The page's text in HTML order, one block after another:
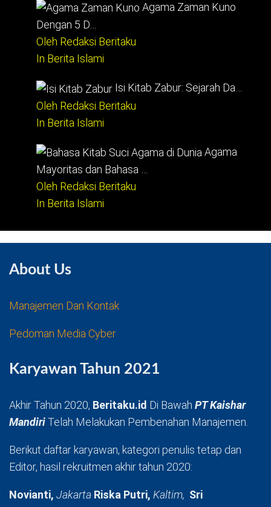
Agama Zaman Kuno
Dengan 5 D…
Oleh Redaksi Beritaku
In Berita Islami
Isi Kitab Zabur: Sejarah Da…
Oleh Redaksi Beritaku
In Berita Islami
Agama
Mayoritas dan Bahasa …
Oleh Redaksi Beritaku
In Berita Islami
About Us
Manajemen Dan Kontak
Pedoman Media Cyber
Karyawan Tahun 2021
Akhir Tahun 2020, Beritaku.id Di Bawah PT Kaishar
MandiriTelah Melakukan Pembenahan Manajemen.
Berikut daftar karyawan, kategori penulis tetap dan
Editor, hasil rekruitmen akhir tahun 2020:
Novianti, Jakarta Riska Putri, Kaltim, Sri